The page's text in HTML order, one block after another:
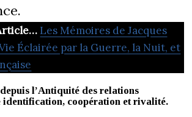
Les Mémoires de Jacques
Éclairée par la Guerre, la Nuit, et
l’Antiquité des relations
identification, coopération et rivalité.